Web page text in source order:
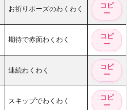
お祈りポーズのわくわく
期待で赤面わくわく
連続わくわく
スキップでわくわく